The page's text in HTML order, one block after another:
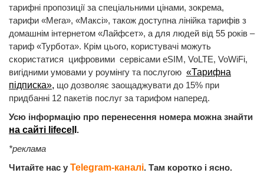
тарифні пропозиції за спеціальними цінами, зокрема,
тарифи «Мега», «Максі», також доступна лінійка тарифів з
домашнім інтернетом «Лайфсет», а для людей від 55 років –
тариф «Турбота». Крім цього, користувачі можуть
скористатися цифровими сервісами eSIM, VoLTE, VoWiFi,
вигідними умовами у роумінгу та послугою «Тарифна
підписка», що дозволяє заощаджувати до 15% при
придбанні 12 пакетів послуг за тарифом наперед.
Усю інформацію про перенесення номера можна знайти
на сайті lifecel .
*реклама
Читайте нас у Telegram-каналі. Там коротко і ясно.